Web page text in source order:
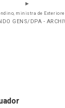
ministra de
GENS/DPA -